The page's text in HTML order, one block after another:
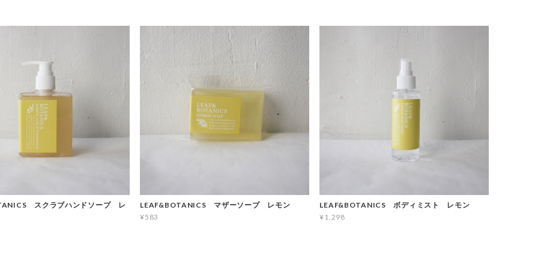
スクラブハンドソープ レ
LEAF&BOTANICS マザーソープ レモン
¥583
LEAF&BOTANICS ボディミスト レモン
¥1,298